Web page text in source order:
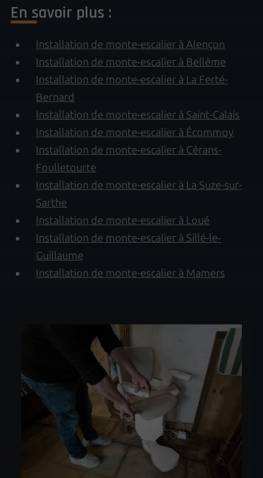
En savoir plus :
Installation de monte-escalier à Alençon
Installation de monte-escalier à Bellême
Installation de monte-escalier à La Ferté-
Bernard
Installation de monte-escalier à Saint-Calais
Installation de monte-escalier à Écommoy
Installation de monte-escalier à Cérans-
Foulletourte
Installation de monte-escalier à La Suze-sur-
Sarthe
Installation de monte-escalier à Loué
Installation de monte-escalier à Sillé-le-
Guillaume
Installation de monte-escalier à Mamers